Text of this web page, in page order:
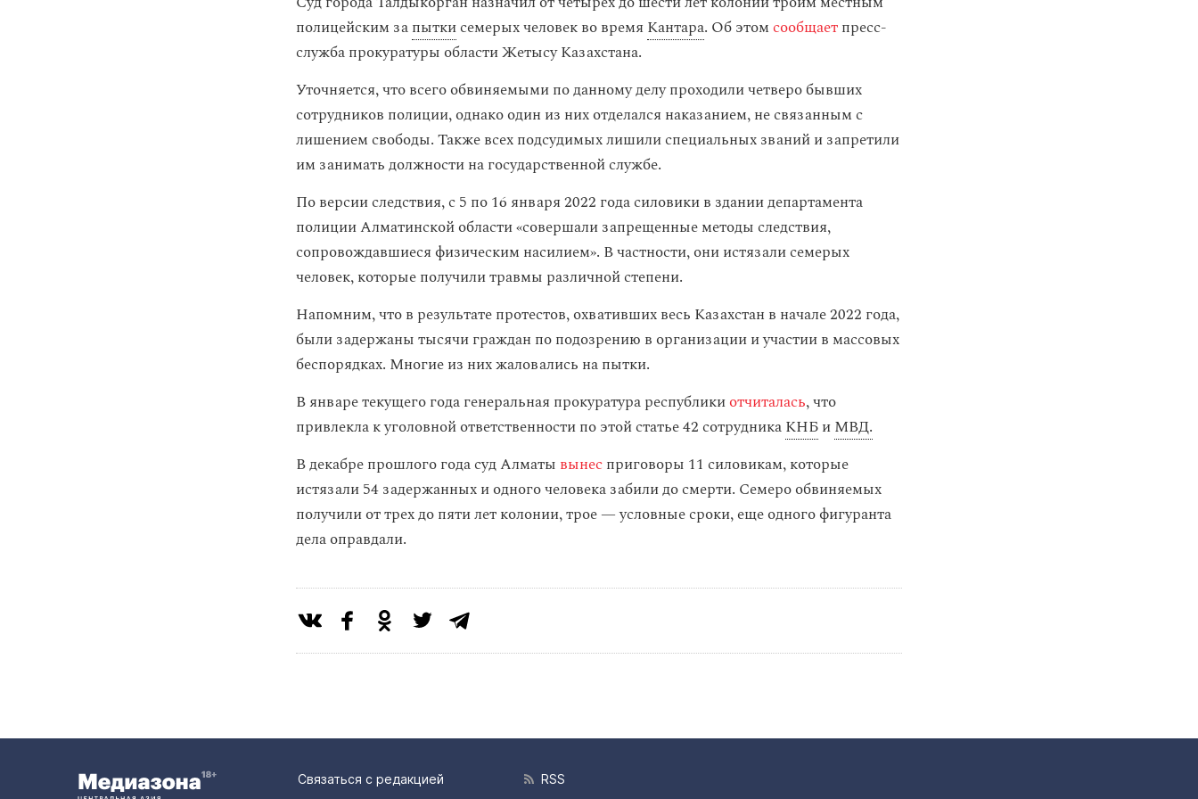
полицейским запыткисемерых человек во время Кантара. Об этомсообщаетпресс-
служба прокуратуры области Жетысу Казахстана.
Уточняется, что всего обвиняемыми по данному делу проходили четверо бывших
сотрудников полиции, однако один из них отделался наказанием, не связанным с
лишением свободы. Также всех подсудимых лишили специальных званий и запретили
им занимать должности на государственной службе.
По версии следствия, с 5 по 16 января 2022 года силовики в здании департамента
полиции Алматинской области «совершали запрещенные методы следствия,
сопровождавшиеся физическим насилием». В частности, они истязали семерых
человек, которые получили травмы различной степени.
Напомним, что в результате протестов, охвативших весь Казахстан в начале 2022 года,
были задержаны тысячи граждан по подозрению в организации и участии в массовых
беспорядках. Многие из них жаловались на пытки.
В январе текущего года генеральная прокуратура республикиотчиталась, что
привлекла к уголовной ответственности по этой статье 42 сотрудникаКНБиМВД.
В декабре прошлого года суд Алматы вынесприговоры 11 силовикам, которые
истязали 54 задержанных и одного человека забили до смерти. Семеро обвиняемых
получили от трех до пяти лет колонии, трое — условные сроки, еще одного фигуранта
дела оправдали.
Связаться с редакцией RSS